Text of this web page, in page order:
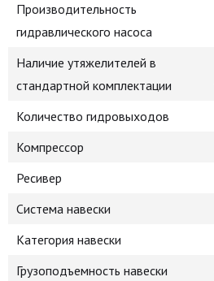
Производительность
гидравлического насоса
Наличие утяжелителей в
стандартной комплектации
Количество гидровыходов
Компрессор
Ресивер
Система навески
Категория навески
Грузоподъемность навески